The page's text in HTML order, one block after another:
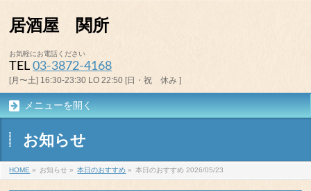
居酒屋 関所
お気軽にお電話ください
TEL03-3872-4168
[月〜土] 16:30-23:30 LO 22:50 [日・祝 休み ]
メニューを開く
お知らせ
HOME » お知らせ » 本日のおすすめ » 本日のおすすめ 2026/05/23